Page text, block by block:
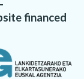
financed